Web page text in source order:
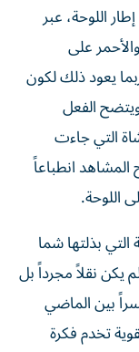
اللوحة، عبر
والأحمر على
يعود ذلك لكون
الفعل
التي جاءت
انطباعاً
اللوحة.
بذلتها شما
يكن نقلاً مجرداً بل
بين الماضي
تخدم فكرة